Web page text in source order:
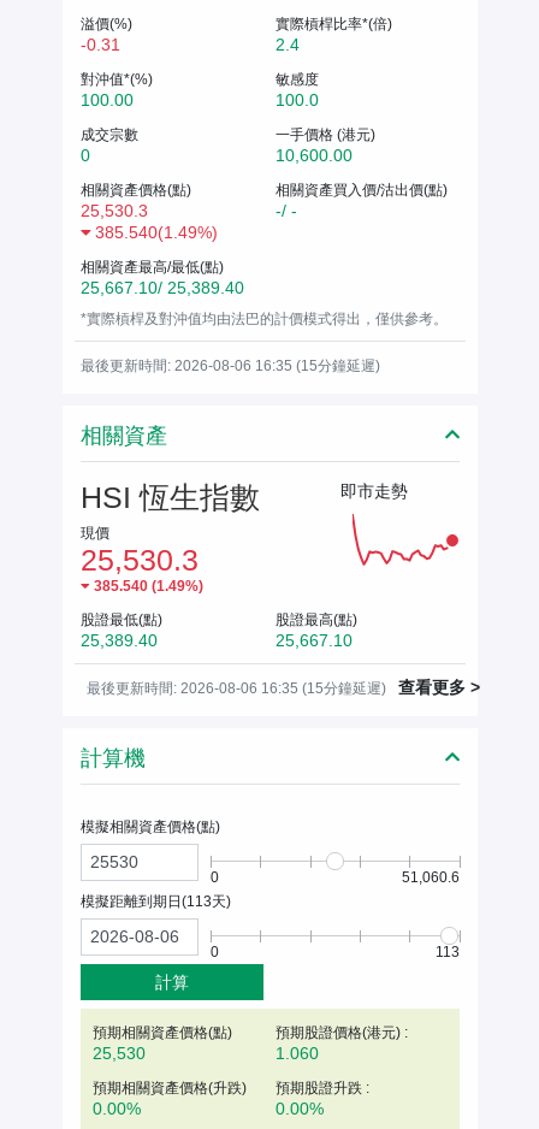
溢價(%)
-0.31
實際槓桿比率*(倍)
2.4
對沖值*(%)
100.00
敏感度
100.0
成交宗數
0
一手價格 (港元)
10,600.00
相關資產價格(點)
25,530.3
385.540(1.49%)
相關資產買入價/沽出價(點)
-/ -
相關資產最高/最低(點)
25,667.10/ 25,389.40
*實際槓桿及對沖值均由法巴的計價模式得出，僅供參考。
最後更新時間: 2026-08-06 16:35 (15分鐘延遲)
相關資產
HSI 恆生指數
現價
25,530.3
385.540(1.49%)
即市走勢
股證最低(點)
25,389.40
股證最高(點)
25,667.10
最後更新時間: 2026-08-06 16:35 (15分鐘延遲) 查看更多 >
計算機
模擬相關資產價格(點)
0
51,060.6
模擬距離到期日(113天)
0 113
計算
預期相關資產價格(點)
25,530
預期股證價格(港元) :
1.060
預期相關資產價格(升跌)
0.00%
預期股證升跌 :
0.00%